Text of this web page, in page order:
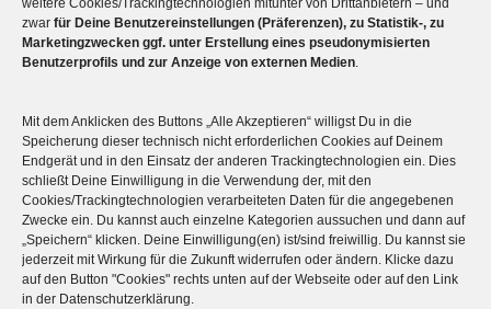
weitere Cookies/Trackingtechnologien mitunter von Drittanbietern – und
zwar für Deine Benutzereinstellungen (Präferenzen), zu Statistik-, zu
Marketingzwecken ggf. unter Erstellung eines pseudonymisierten
Benutzerprofils und zur Anzeige von externen Medien.
Mit dem Anklicken des Buttons „Alle Akzeptieren“ willigst Du in die
Speicherung dieser technisch nicht erforderlichen Cookies auf Deinem
Endgerät und in den Einsatz der anderen Trackingtechnologien ein. Dies
schließt Deine Einwilligung in die Verwendung der, mit den
Cookies/Trackingtechnologien verarbeiteten Daten für die angegebenen
Zwecke ein. Du kannst auch einzelne Kategorien aussuchen und dann auf
„Speichern“ klicken. Deine Einwilligung(en) ist/sind freiwillig. Du kannst sie
jederzeit mit Wirkung für die Zukunft widerrufen oder ändern. Klicke dazu
auf den Button "Cookies" rechts unten auf der Webseite oder auf den Link
in der Datenschutzerklärung.
Unsere Hallen im Überblick
© 2026Boulderwelt